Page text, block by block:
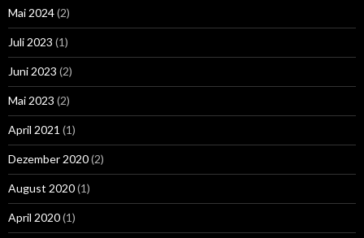
Mai 2024(2)
Juli 2023 (1)
Juni 2023 (2)
Mai 2023 (2)
April 2021 (1)
Dezember 2020(2)
August 2020(1)
April 2020(1)